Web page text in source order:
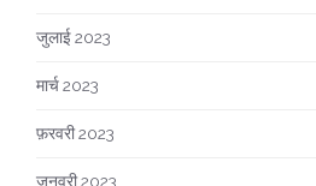
जुलाई 2023
मार्च 2023
फ़रवरी 2023
जनवरी 2023